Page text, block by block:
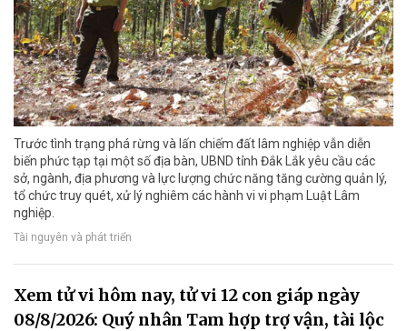
Trước tình trạng phá rừng và lấn chiếm đất lâm nghiệp vẫn diễn
biến phức tạp tại một số địa bàn, UBND tỉnh Đắk Lắk yêu cầu các
sở, ngành, địa phương và lực lượng chức năng tăng cường quản lý,
tổ chức truy quét, xử lý nghiêm các hành vi vi phạm Luật Lâm
nghiệp.
Tài nguyên và phát triển
Xem tử vi hôm nay, tử vi 12 con giáp ngày
08/8/2026: Quý nhân Tam hợp trợ vận, tài lộc